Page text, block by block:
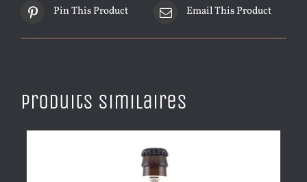
Pin This Product Email This Product
Produits similaires